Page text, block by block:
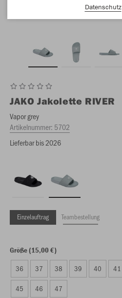
JAKO Jakolette RIVER
Vapor grey
Artikelnummer: 5702
Lieferbar bis 2026
Einzelauftrag Teambestellung
Größe (15,00 €)
36 37 38 39 40 41
45 46 47
Datenschutz